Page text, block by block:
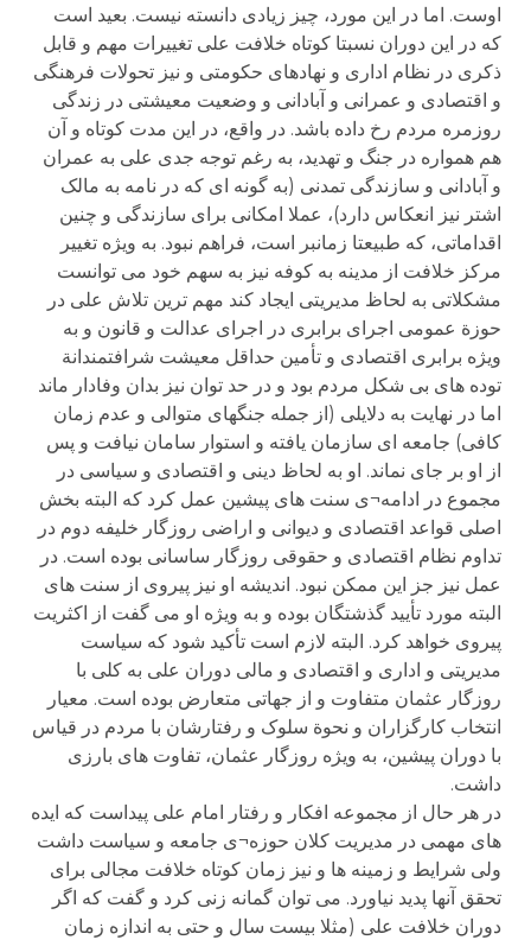
اوست. اما در این مورد، چیز زیادی دانسته نیست. بعید است
که در این دوران نسبتا کوتاه خلافت علی تغییرات مهم و قابل
ذکری در نظام اداری و نهادهای حکومتی و نیز تحولات فرهنگی
و اقتصادی و عمرانی و آبادانی و وضعیت معیشتی در زندگی
روزمره مردم رخ داده باشد. در واقع، در این مدت کوتاه و آن
هم همواره در جنگ و تهدید، به رغم توجه جدی علی به عمران
و آبادانی و سازندگی تمدنی (به گونه ای که در نامه به مالک
اشتر نیز انعکاس دارد)، عملا امکانی برای سازندگی و چنین
اقداماتی، که طبیعتا زمانبر است، فراهم نبود. به ویژه تغییر
مرکز خلافت از مدینه به کوفه نیز به سهم خود می توانست
مشکلاتی به لحاظ مدیریتی ایجاد کند مهم ترین تلاش علی در
حوزة عمومی اجرای برابری در اجرای عدالت و قانون و به
ویژه برابری اقتصادی و تأمین حداقل معیشت شرافتمندانة
توده های بی شکل مردم بود و در حد توان نیز بدان وفادار ماند
اما در نهایت به دلایلی (از جمله جنگهای متوالی و عدم زمان
کافی) جامعه ای سازمان یافته و استوار سامان نیافت و پس
از او بر جای نماند. او به لحاظ دینی و اقتصادی و سیاسی در
مجموع در ادامه¬ی سنت های پیشین عمل کرد که البته بخش
اصلی قواعد اقتصادی و دیوانی و اراضی روزگار خلیفه دوم در
تداوم نظام اقتصادی و حقوقی روزگار ساسانی بوده است. در
عمل نیز جز این ممکن نبود. اندیشه او نیز پیروی از سنت های
البته مورد تأیید گذشتگان بوده و به ویژه او می گفت از اکثریت
پیروی خواهد کرد. البته لازم است تأکید شود که سیاست
مدیریتی و اداری و اقتصادی و مالی دوران علی به کلی با
روزگار عثمان متفاوت و از جهاتی متعارض بوده است. معیار
انتخاب کارگزاران و نحوة سلوک و رفتارشان با مردم در قیاس
با دوران پیشین، به ویژه روزگار عثمان، تفاوت های بارزی
داشت.
در هر حال از مجموعه افکار و رفتار امام علی پیداست که ایده
های مهمی در مدیریت کلان حوزه¬ی جامعه و سیاست داشت
ولی شرایط و زمینه ها و نیز زمان کوتاه خلافت مجالی برای
تحقق آنها پدید نیاورد. می توان گمانه زنی کرد و گفت که اگر
دوران خلافت علی (مثلا بیست سال و حتی به اندازه زمان